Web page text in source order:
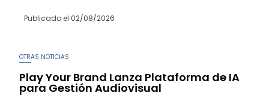
Publicado el 02/08/2026
OTRAS NOTICIAS
Play Your Brand Lanza Plataforma de IA
para Gestión Audiovisual